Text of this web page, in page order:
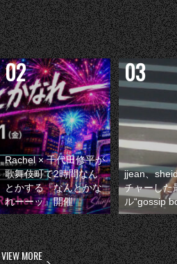
Rachel × 千代田修平が
歌舞伎町で2時間なん
とかする『なんとかな
れーーッ』開催
jjean、
チャーした
ル“gossip
VIEW MORE